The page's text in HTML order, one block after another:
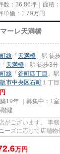
数：36.86坪｜面積
単価： 1.79万円
ーレ天満橋
線 「天満橋 」駅 徒
「天満橋 」駅 徒歩3分
線 「谷町四丁目 」
市中央区石町 １丁
19年 ｜募集中： 1室
建
がございます。 事
ーズに応じて店舗物
...
万円